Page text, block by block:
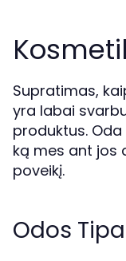
Supratimas,
yra labai
produktus.
ką mes ant jos
poveikį.
Odos